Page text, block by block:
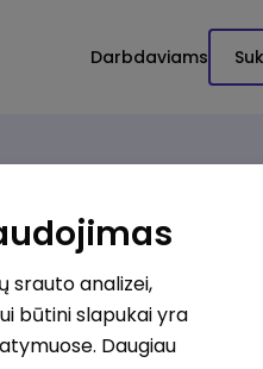
Darbdaviams
srauto analizei,
būtini slapukai yra
Daugiau